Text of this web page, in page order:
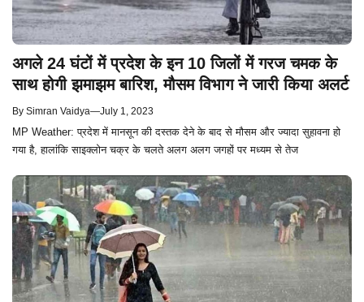
अगले 24 घंटों में प्रदेश के इन 10 जिलों में गरज चमक के
साथ होगी झमाझम बारिश, मौसम विभाग ने जारी किया अलर्ट
By Simran Vaidya—July 1, 2023
MP Weather: प्रदेश में मानसून की दस्तक देने के बाद से मौसम और ज्यादा सुहावना हो
गया है, हालांकि साइक्लोन चक्र के चलते अलग अलग जगहों पर मध्यम से तेज